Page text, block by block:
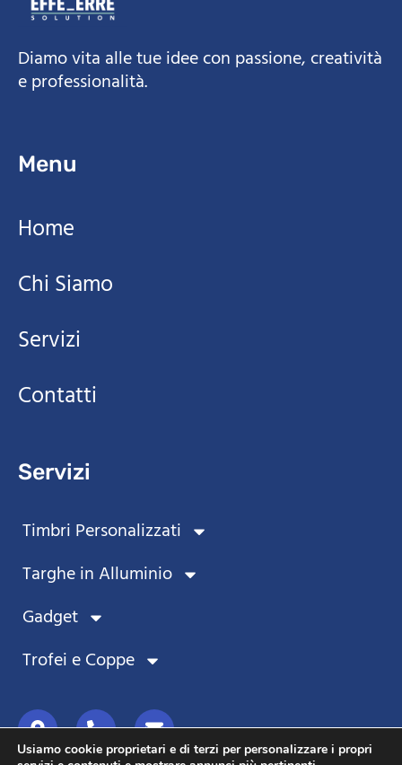
Diamo vita alle tue idee con passione, creatività
e professionalità.
Menu
Home
Chi Siamo
Servizi
Contatti
Servizi
Timbri Personalizzati
Targhe in Alluminio
Gadget
Trofei e Coppe
Usiamo cookie proprietari e di terzi per personalizzare i propri